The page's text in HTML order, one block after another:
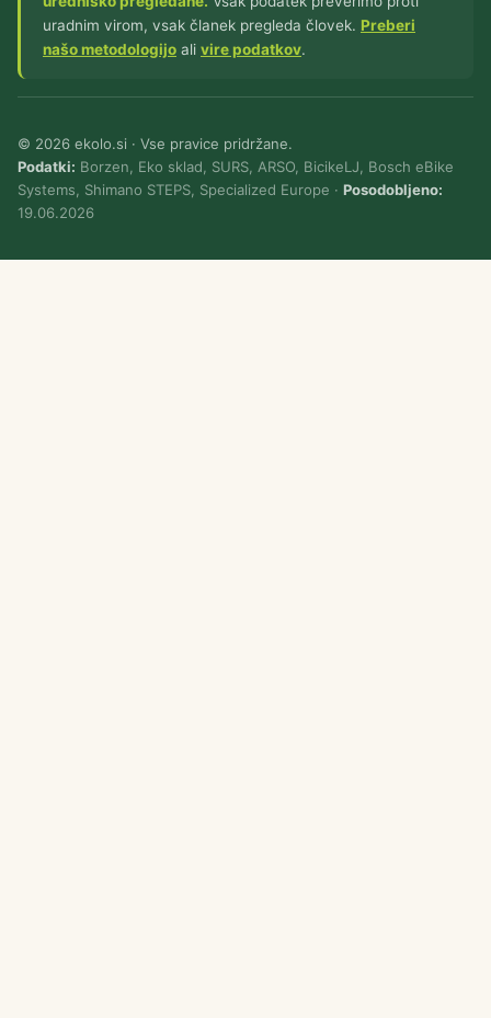
uradnim virom, vsak članek pregleda človek. Preberi
našo metodologijo ali vire podatkov.
© 2026 ekolo.si · Vse pravice pridržane.
Podatki: Borzen, Eko sklad, SURS, ARSO, BicikeLJ, Bosch eBike
Systems, Shimano STEPS, Specialized Europe · Posodobljeno:
19.06.2026